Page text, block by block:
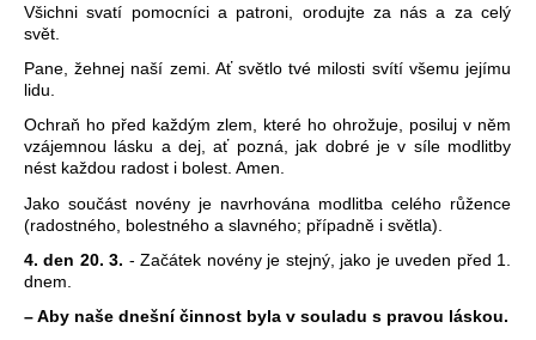
Všichni svatí pomocníci a patroni, orodujte za nás a za celý
svět.
Pane, žehnej naší zemi. Ať světlo tvé milosti svítí všemu jejímu
lidu.
Ochraň ho před každým zlem, které ho ohrožuje, posiluj v něm
vzájemnou lásku a dej, ať pozná, jak dobré je v síle modlitby
nést každou radost i bolest. Amen.
Jako součást novény je navrhována modlitba celého růžence
(radostného, bolestného a slavného; případně i světla).
4. den 20. 3. - Začátek novény je stejný, jako je uveden před 1.
dnem.
– Aby naše dnešní činnost byla v souladu s pravou láskou.